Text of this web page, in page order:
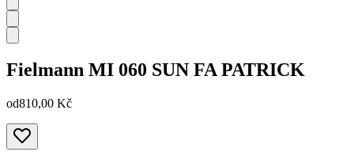
Fielmann MI 060 SUN FA PATRICK
od810,00 Kč